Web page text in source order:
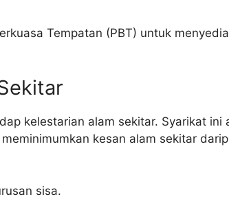
Tempatan (PBT) untuk
kelestarian alam sekitar. Syarikat ini
kesan alam sekitar
sisa.